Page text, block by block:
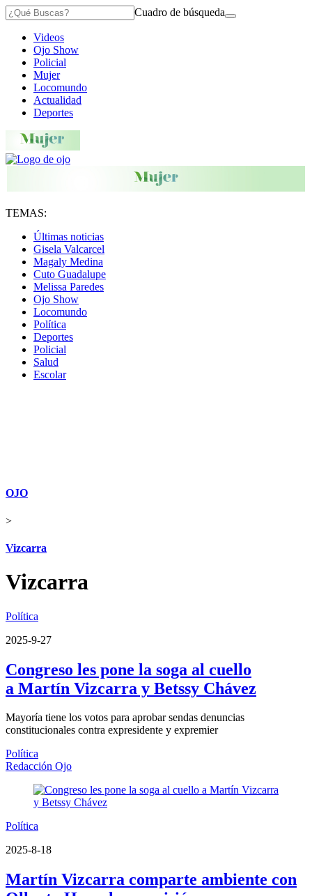
Cuadro de búsqueda
Videos
Ojo Show
Policial
Mujer
Locomundo
Actualidad
Deportes
TEMAS:
Últimas noticias
Gisela Valcarcel
Magaly Medina
Cuto Guadalupe
Melissa Paredes
Ojo Show
Locomundo
Política
Deportes
Policial
Salud
Escolar
OJO
>
Vizcarra
Vizcarra
Política
2025-9-27
Congreso les pone la soga al cuello
a Martín Vizcarra y Betssy Chávez
Mayoría tiene los votos para aprobar sendas denuncias
constitucionales contra expresidente y expremier
Política
Redacción Ojo
Política
2025-8-18
Martín Vizcarra comparte ambiente con